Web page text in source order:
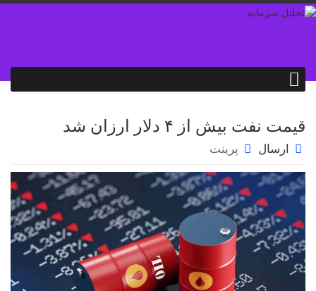
قیمت نفت بیش از ۴ دلار ارزان شد
ارسال پرینت